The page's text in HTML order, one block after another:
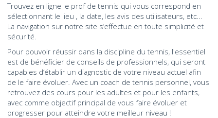
Trouvez en ligne le prof de tennis qui vous correspond en
sélectionnant le lieu , la date, les avis des utilisateurs, etc...
La navigation sur notre site s’effectue en toute simplicité et
sécurité.
Pour pouvoir réussir dans la discipline du tennis, l'essentiel
est de bénéficier de conseils de professionnels, qui seront
capables d’établir un diagnostic de votre niveau actuel afin
de le faire évoluer. Avec un coach de tennis personnel, vous
retrouvez des cours pour les adultes et pour les enfants,
avec comme objectif principal de vous faire évoluer et
progresser pour atteindre votre meilleur niveau !